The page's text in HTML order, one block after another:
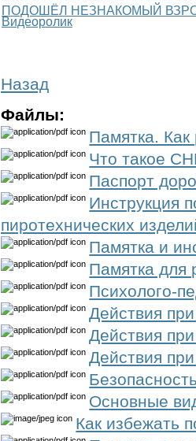
ПОДОШЁЛ НЕЗНАКОМЫЙ
Видеоролик
Назад
Файлы:
Памятка. Как
Что такое
Паспорт
Инструкция
пиротехнических
Памятка и
Памятка для
Психолого-
Действия
Действия
Действия
Основные
Как избежать